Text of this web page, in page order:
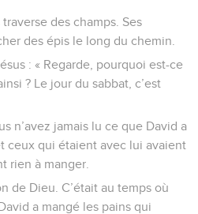
des champs. Ses
des épis le long du chemin.
: « Regarde, pourquoi est-ce
? Le jour du sabbat, c’est
n’avez jamais lu ce que David a
ceux qui étaient avec lui avaient
rien à manger.
de Dieu. C’était au temps où
a mangé les pains qui